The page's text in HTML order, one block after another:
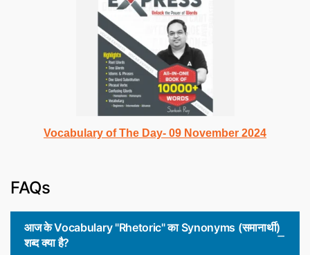
Vocabulary of The Day- 09 November 2024
FAQs
आज के Vocabulary "Rhetoric" का Synonyms (समानार्थी)
शब्द क्या है?